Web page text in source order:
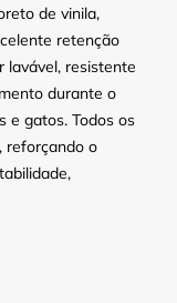
de vinila,
retenção
lavável, resistente
durante o
e gatos. Todos os
reforçando o